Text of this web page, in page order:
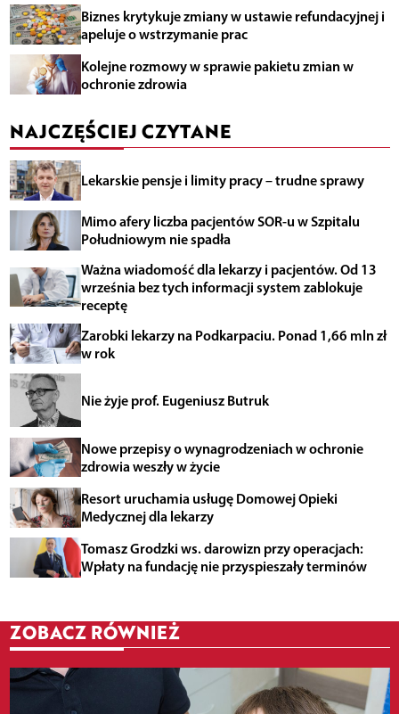
Biznes krytykuje zmiany w ustawie refundacyjnej i
apeluje o wstrzymanie prac
Kolejne rozmowy w sprawie pakietu zmian w
ochronie zdrowia
NAJCZĘŚCIEJ CZYTANE
Lekarskie pensje i limity pracy – trudne sprawy
Mimo afery liczba pacjentów SOR-u w Szpitalu
Południowym nie spadła
Ważna wiadomość dla lekarzy i pacjentów. Od 13
września bez tych informacji system zablokuje
receptę
Zarobki lekarzy na Podkarpaciu. Ponad 1,66 mln zł
w rok
Nie żyje prof. Eugeniusz Butruk
Nowe przepisy o wynagrodzeniach w ochronie
zdrowia weszły w życie
Resort uruchamia usługę Domowej Opieki
Medycznej dla lekarzy
Tomasz Grodzki ws. darowizn przy operacjach:
Wpłaty na fundację nie przyspieszały terminów
ZOBACZ RÓWNIEŻ